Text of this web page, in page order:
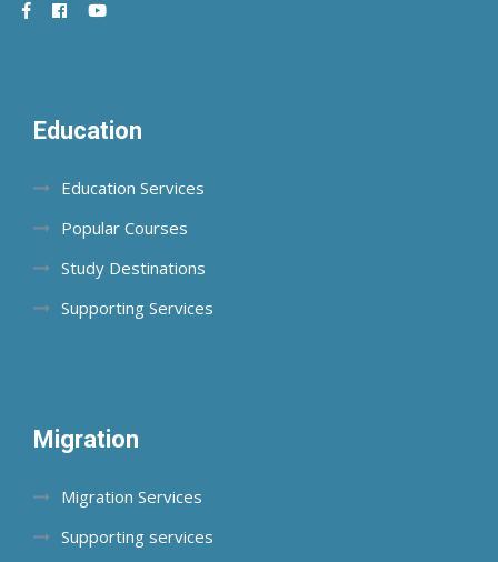
Education
Education Services
Popular Courses
Study Destinations
Supporting Services
Migration
Migration Services
Supporting services